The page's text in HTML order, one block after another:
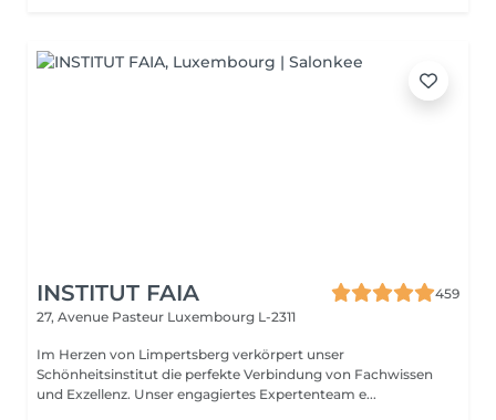
INSTITUT FAIA
459
27, Avenue Pasteur Luxembourg L-2311
Im Herzen von Limpertsberg verkörpert unser
Schönheitsinstitut die perfekte Verbindung von Fachwissen
und Exzellenz. Unser engagiertes Expertenteam e...